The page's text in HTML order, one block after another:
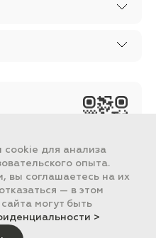
носит ознакомительный
офертой, определяемой
ООО "ПОРТ" ИНН 2461018892,
cookie для анализа
опыта.
вы соглашаетесь на их
— в этом
могут быть
>